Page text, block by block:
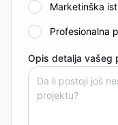
Marketinška
Profesionalna
Opis detalja vašeg